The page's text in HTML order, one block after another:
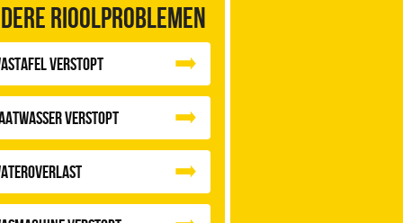
rioolproblemen
Verstopt
Verstopt